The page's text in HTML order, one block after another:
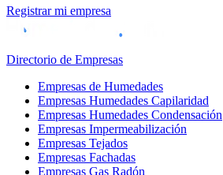
Registrar mi empresa
Directorio de Empresas
Empresas de Humedades
Empresas Humedades Capilaridad
Empresas Humedades Condensación
Empresas Impermeabilización
Empresas Tejados
Empresas Fachadas
Empresas Gas Radón